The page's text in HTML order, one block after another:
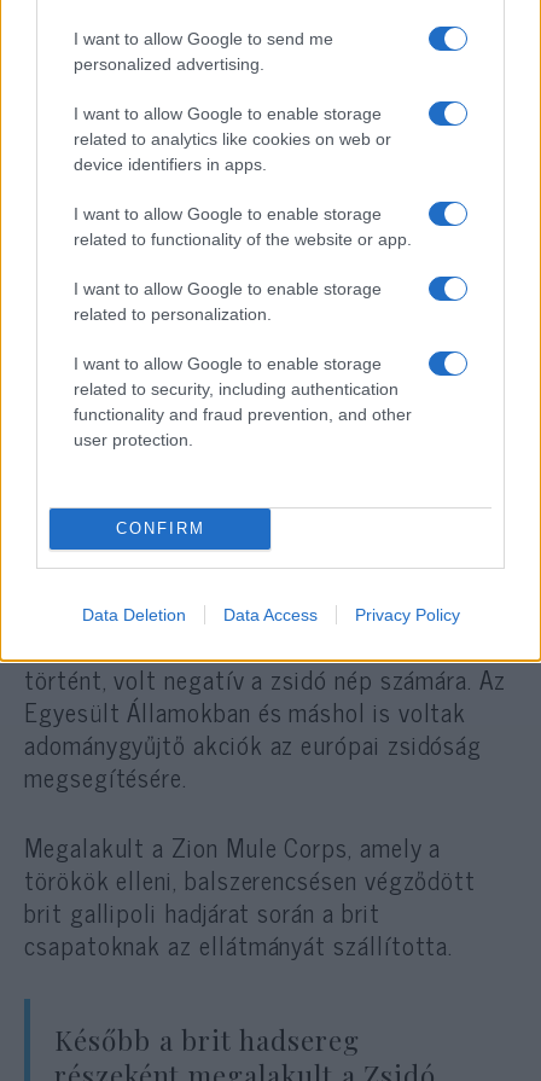
I want to allow Google to send me
personalized advertising.
I want to allow Google to enable storage
related to analytics like cookies on web or
device identifiers in apps.
I want to allow Google to enable storage
related to functionality of the website or app.
I want to allow Google to enable storage
related to personalization.
I want to allow Google to enable storage
related to security, including authentication
functionality and fraud prevention, and other
user protection.
CONFIRM
Data Deletion Data Access Privacy Policy
A parancsnok anélkül, hogy
bizonyítékot kért volna,
megparancsolta a kozákoknak,
hogy végezzék ki a „kémeket”.
Egy jelentés szerint a kozákok „a házakban
[Proskurov városában] lévő összes zsidót
meggyilkolták, korra és nemre való tekintet
nélkül. Megölték az öregeket, a nőket és még
a szoptatós csecsemőket is. Nemcsak
karddal vágták le őket, hanem szuronyokkal
A jó dolgok, amelyek a zsidókkal történtek
az I. világháborúban
történt, volt negatív a zsidó nép számára. Az
Egyesült Államokban és máshol is voltak
adománygyűjtő akciók az európai zsidóság
megsegítésére.
Megalakult a Zion Mule Corps, amely a
törökök elleni, balszerencsésen végződött
brit gallipoli hadjárat során a brit
csapatoknak az ellátmányát szállította.
Később a brit hadsereg